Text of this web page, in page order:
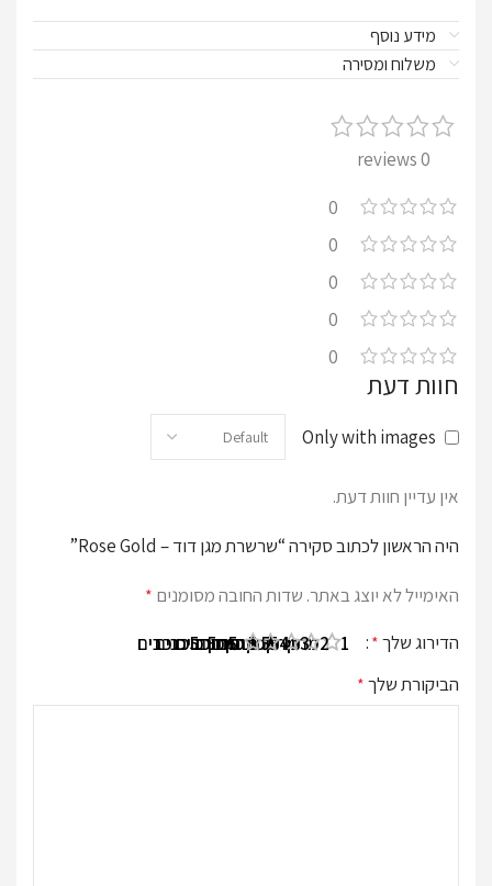
מידע נוסף
משלוח ומסירה
0 reviews
0
0
0
0
0
חוות דעת
Only with images
אין עדיין חוות דעת.
היה הראשון לכתוב סקירה “שרשרת מגן דוד – Rose Gold”
האימייל לא יוצג באתר. שדות החובה מסומנים *
הדירוג שלך* 1 מתוך 5 כוכבים 2 מתוך 5 כוכבים 3 מתוך 5 כוכבים 4 מתוך 5 כוכבים 5 מתוך 5 כוכבים
הביקורת שלך*